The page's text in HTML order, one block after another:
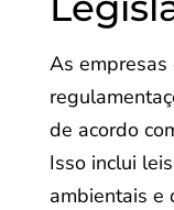
As empresas
de acordo
Isso inclui
ambientais e